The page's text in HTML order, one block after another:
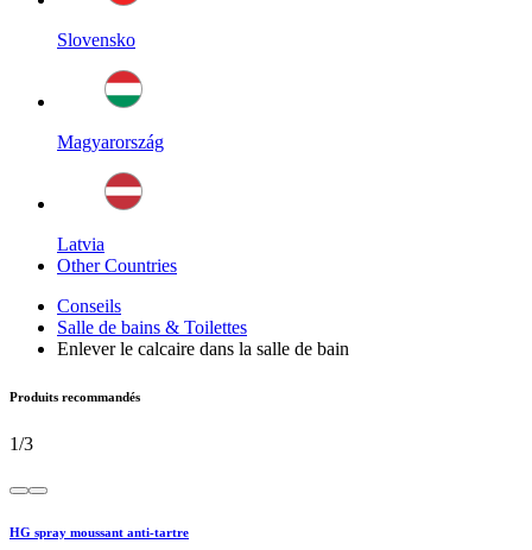
Slovensko
Magyarország
Latvia
Other Countries
Conseils
Salle de bains & Toilettes
Enlever le calcaire dans la salle de bain
Produits recommandés
1/3
HG spray moussant anti-tartre